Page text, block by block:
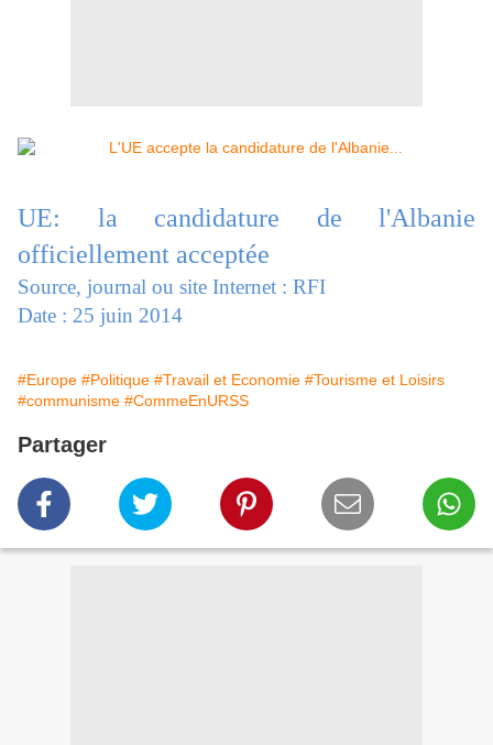
UE: la candidature de l'Albanie
officiellement acceptée
Source, journal ou site Internet : RFI
Date : 25 juin 2014
#Europe #Politique #Travail et Economie #Tourisme et Loisirs
#communisme #CommeEnURSS
Partager